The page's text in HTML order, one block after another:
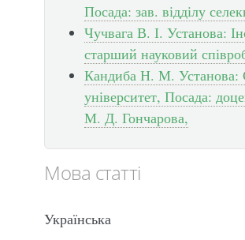
Посада: зав. відділу
Чучвага В. І. Установа:
старший науковий
Кандиба Н. М. Установа:
університет, Посада:
М. Д. Гончарова,
Мова статті
Українська